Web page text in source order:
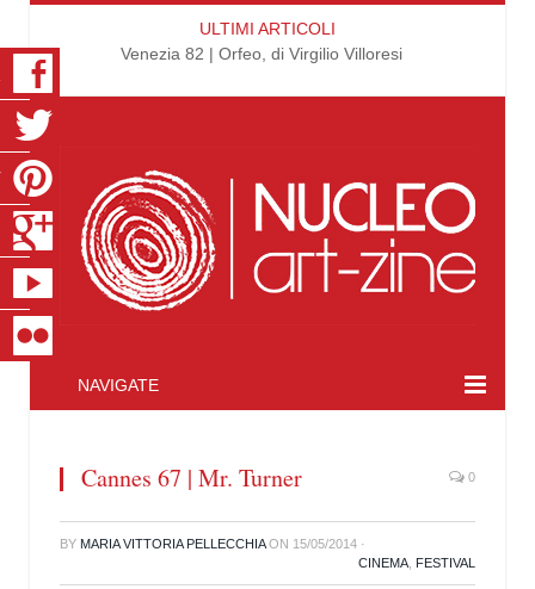
ULTIMI ARTICOLI
Venezia 82 | Orfeo, di Virgilio Villoresi
NAVIGATE
Cannes 67 | Mr. Turner 0
BY MARIA VITTORIA PELLECCHIAON 15/05/2014 ·
CINEMA FESTIVAL